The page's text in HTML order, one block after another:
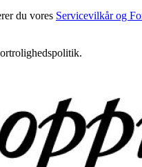
du vores Servicevilkår og